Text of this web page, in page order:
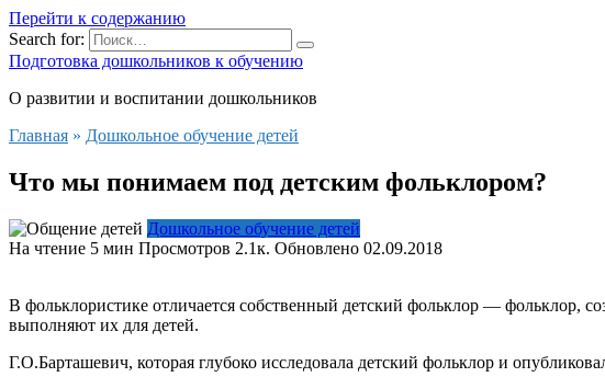
Перейти к содержанию
Search for:
Подготовка дошкольников к обучению
О развитии и воспитании дошкольников
Главная » Дошкольное обучение детей
Что мы понимаем под детским фольклором?
Дошкольное обучение детей
На чтение 5 мин Просмотров 2.1к. Обновлено 02.09.2018
В фольклористике отличается собственный детский фольклор — фольклор,
выполняют их для детей.
Г.О.Барташевич, которая глубоко исследовала детский фольклор и